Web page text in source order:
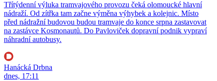
Třítýdenní výluka tramvajového provozu čeká olomoucké hlavní
nádraží. Od zítřka tam začne výměna výhybek a kolejnic. Místo
před nádražní budovou budou tramvaje do konce srpna zastavovat
na zastávce Kosmonautů. Do Pavloviček dopravní podnik vypraví
náhradní autobusy.
Hanácká Drbna
dnes, 17:11